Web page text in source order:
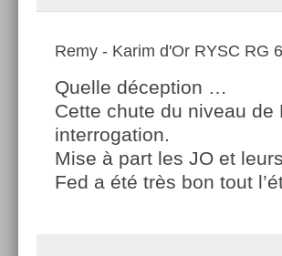
Remy - Karim d'Or RYSC RG
Quelle déception …
Cette chute du niveau
interrogation.
Mise à part les JO et
Fed a été très bon tout